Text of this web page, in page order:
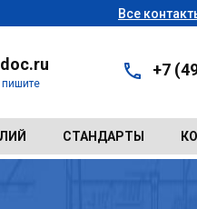
Все
+7
СТАНДАРТЫ